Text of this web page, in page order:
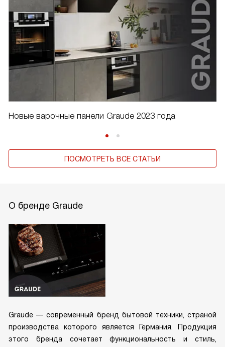
Новые варочные панели Graude 2023 года
ПОСМОТРЕТЬ ВСЕ СТАТЬИ
О бренде Graude
Graude — современный бренд бытовой техники, страной
производства которого является Германия. Продукция
этого бренда сочетает функциональность и стиль,